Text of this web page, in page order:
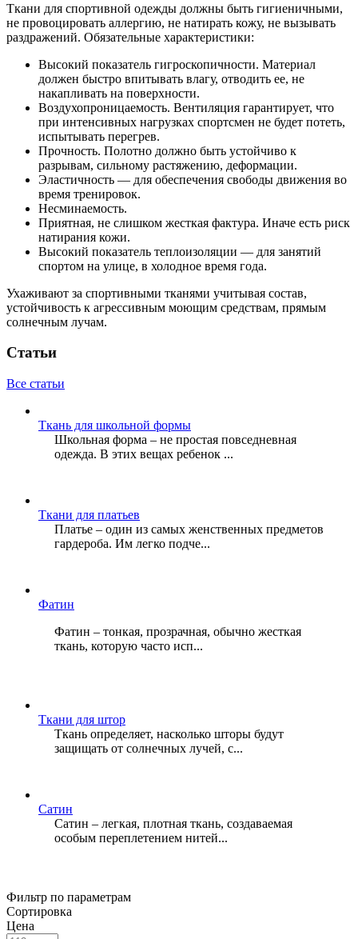
Ткани для спортивной одежды должны быть гигиеничными,
не провоцировать аллергию, не натирать кожу, не вызывать
раздражений. Обязательные характеристики:
Высокий показатель гигроскопичности. Материал
должен быстро впитывать влагу, отводить ее, не
накапливать на поверхности.
Воздухопроницаемость. Вентиляция гарантирует, что
при интенсивных нагрузках спортсмен не будет потеть,
испытывать перегрев.
Прочность. Полотно должно быть устойчиво к
разрывам, сильному растяжению, деформации.
Эластичность — для обеспечения свободы движения во
время тренировок.
Несминаемость.
Приятная, не слишком жесткая фактура. Иначе есть риск
натирания кожи.
Высокий показатель теплоизоляции — для занятий
спортом на улице, в холодное время года.
Ухаживают за спортивными тканями учитывая состав,
устойчивость к агрессивным моющим средствам, прямым
солнечным лучам.
Статьи
Все статьи
Ткань для школьной формы
Школьная форма – не простая повседневная
одежда. В этих вещах ребенок ...
Ткани для платьев
Платье – один из самых женственных предметов
гардероба. Им легко подче...
Фатин
Фатин – тонкая, прозрачная, обычно жесткая
ткань, которую часто исп...
Ткани для штор
Ткань определяет, насколько шторы будут
защищать от солнечных лучей, с...
Сатин
Сатин – легкая, плотная ткань, создаваемая
особым переплетением нитей...
Фильтр по параметрам
Сортировка
Цена